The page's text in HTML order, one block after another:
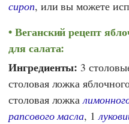
сироп, или вы можете
Веганский рецепт
для салата:
Ингредиенты: 3
столовая ложка
столовая ложка
рапсового масла, 1